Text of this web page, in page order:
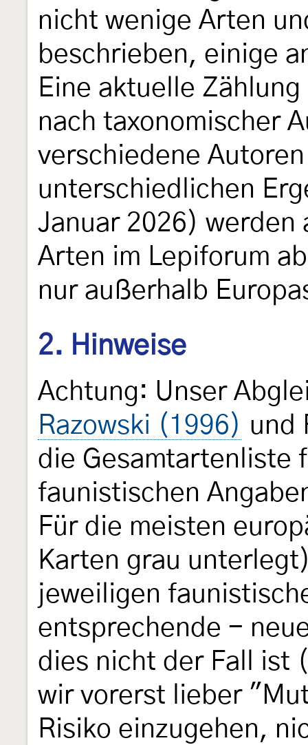
nicht wenige Arten
beschrieben, einige
Eine aktuelle
nach taxonomischer
verschiedene
unterschiedlichen
Januar 2026) werden
Arten im Lepiforum
nur außerhalb
2. Hinweise
Achtung: Unser
Razowski (1996) und
die Gesamtartenliste
faunistischen
Für die meisten
Karten grau
jeweiligen
entsprechende -
dies nicht der Fall ist
wir vorerst lieber
Risiko einzugehen,